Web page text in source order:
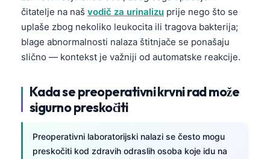
čitatelje na naš vodič za urinalizu prije nego što se
uplaše zbog nekoliko leukocita ili tragova bakterija;
blage abnormalnosti nalaza štitnjače se ponašaju
slično — kontekst je važniji od automatske reakcije.
Kada se preoperativni krvni rad može
sigurno preskočiti
Preoperativni laboratorijski nalazi se često mogu
preskočiti kod zdravih odraslih osoba koje idu na
Español
Ελληνικά
Türkçe
简体中文
فارسی
Български